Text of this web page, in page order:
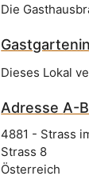
Die
Dieses Lokal
Adresse A-
4881 - Strass
Strass 8
Österreich